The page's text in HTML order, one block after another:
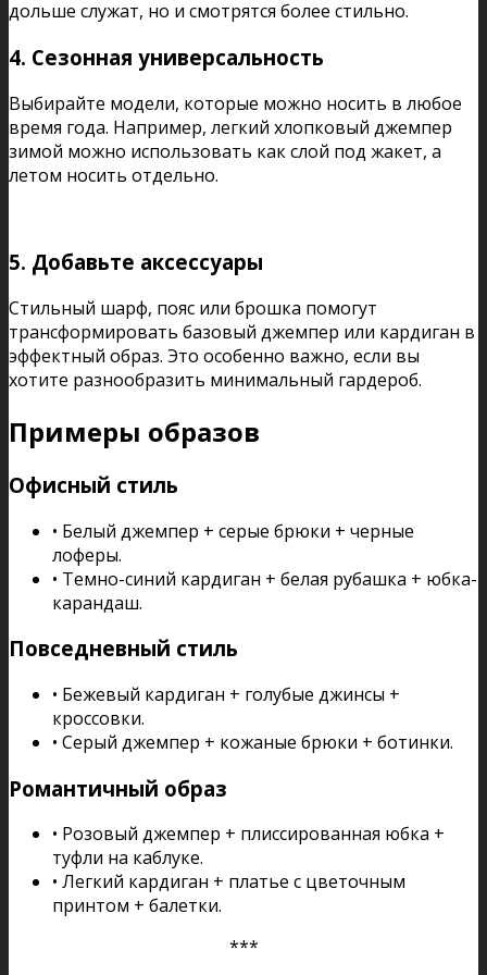
дольше служат, но и смотрятся более стильно.
4. Сезонная универсальность
Выбирайте модели, которые можно носить в любое
время года. Например, легкий хлопковый джемпер
зимой можно использовать как слой под жакет, а
летом носить отдельно.
5. Добавьте аксессуары
Стильный шарф, пояс или брошка помогут
трансформировать базовый джемпер или кардиган в
эффектный образ. Это особенно важно, если вы
хотите разнообразить минимальный гардероб.
Примеры образов
Офисный стиль
• Белый джемпер + серые брюки + черные
лоферы.
• Темно-синий кардиган + белая рубашка + юбка-
карандаш.
Повседневный стиль
• Бежевый кардиган + голубые джинсы +
кроссовки.
• Серый джемпер + кожаные брюки + ботинки.
Романтичный образ
• Розовый джемпер + плиссированная юбка +
туфли на каблуке.
• Легкий кардиган + платье с цветочным
принтом + балетки.
***